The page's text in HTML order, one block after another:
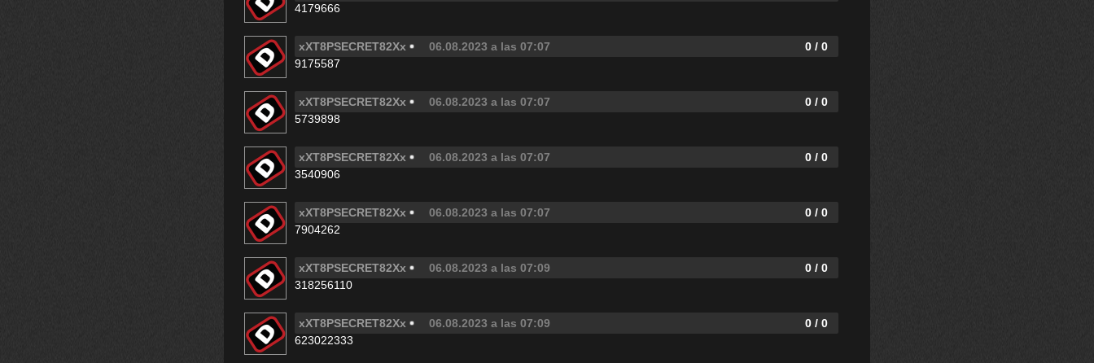
4179666
xXT8PSECRET82Xx 06.08.2023 a las 07:07
0 / 0
9175587
xXT8PSECRET82Xx 06.08.2023 a las 07:07
0 / 0
5739898
xXT8PSECRET82Xx 06.08.2023 a las 07:07
0 / 0
3540906
xXT8PSECRET82Xx 06.08.2023 a las 07:07
0 / 0
7904262
xXT8PSECRET82Xx 06.08.2023 a las 07:09
0 / 0
318256110
xXT8PSECRET82Xx 06.08.2023 a las 07:09
0 / 0
623022333